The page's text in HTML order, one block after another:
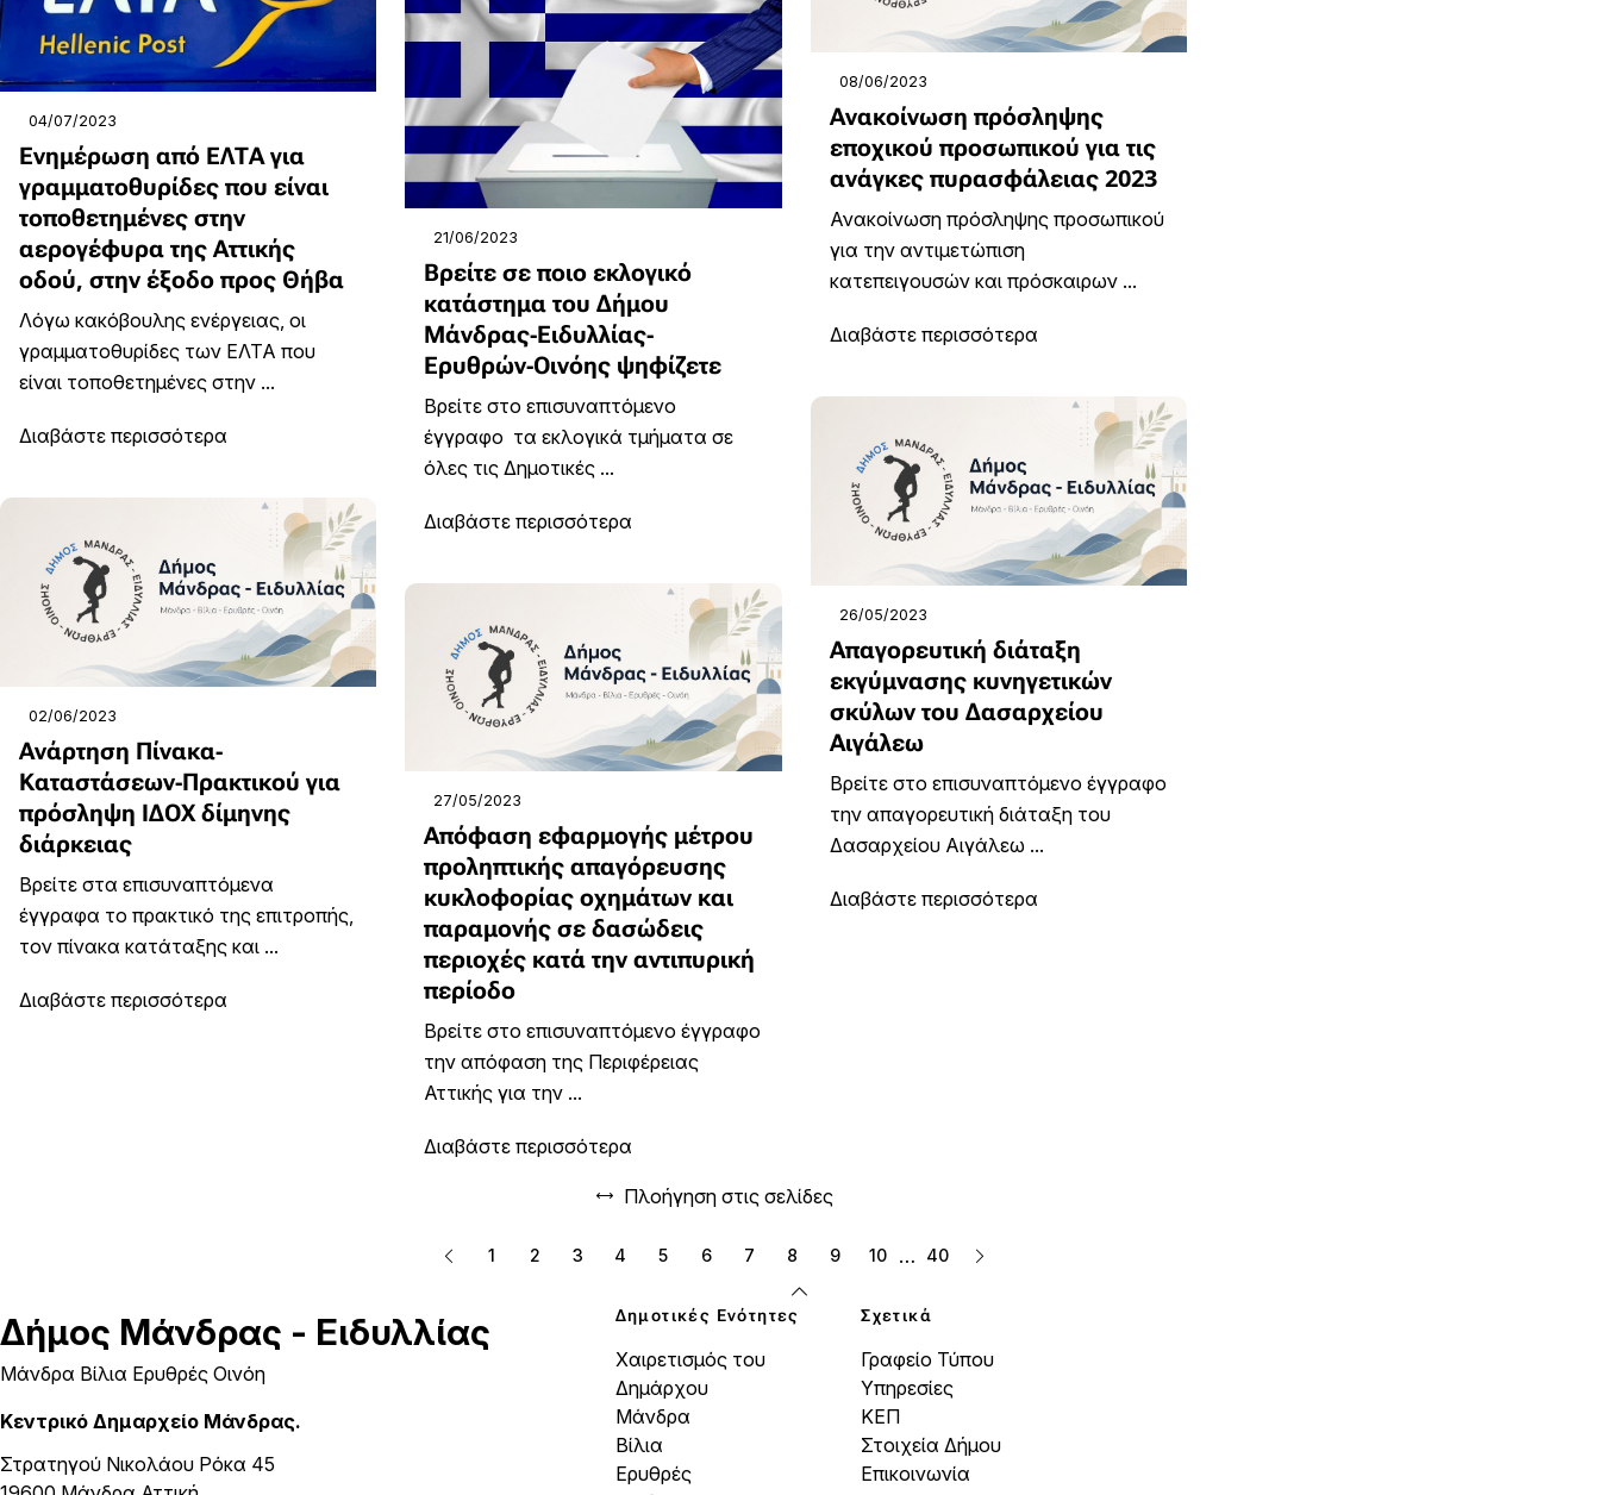
04/07/2023
Ενημέρωση από ΕΛΤΑ για
γραμματοθυρίδες που είναι
τοποθετημένες στην
αερογέφυρα της Αττικής
οδού, στην έξοδο προς Θήβα
Λόγω κακόβουλης ενέργειας, οι
γραμματοθυρίδες των ΕΛΤΑ που
είναι τοποθετημένες στην ...
Διαβάστε περισσότερα
21/06/2023
Βρείτε σε ποιο εκλογικό
κατάστημα του Δήμου
Μάνδρας-Ειδυλλίας-
Ερυθρών-Οινόης ψηφίζετε
Βρείτε στο επισυναπτόμενο
έγγραφο τα εκλογικά τμήματα σε
όλες τις Δημοτικές ...
Διαβάστε περισσότερα
08/06/2023
Ανακοίνωση πρόσληψης
εποχικού προσωπικού για τις
ανάγκες πυρασφάλειας 2023
Ανακοίνωση πρόσληψης προσωπικού
για την αντιμετώπιση
κατεπειγουσών και πρόσκαιρων ...
Διαβάστε περισσότερα
02/06/2023
Ανάρτηση Πίνακα-
Καταστάσεων-Πρακτικού για
πρόσληψη ΙΔΟΧ δίμηνης
διάρκειας
Βρείτε στα επισυναπτόμενα
έγγραφα το πρακτικό της επιτροπής,
τον πίνακα κατάταξης και ...
Διαβάστε περισσότερα
27/05/2023
Απόφαση εφαρμογής μέτρου
προληπτικής απαγόρευσης
κυκλοφορίας οχημάτων και
παραμονής σε δασώδεις
περιοχές κατά την αντιπυρική
περίοδο
Βρείτε στο επισυναπτόμενο έγγραφο
την απόφαση της Περιφέρειας
Αττικής για την ...
Διαβάστε περισσότερα
26/05/2023
Απαγορευτική διάταξη
εκγύμνασης κυνηγετικών
σκύλων του Δασαρχείου
Αιγάλεω
Βρείτε στο επισυναπτόμενο έγγραφο
την απαγορευτική διάταξη του
Δασαρχείου Αιγάλεω ...
Διαβάστε περισσότερα
Πλοήγηση στις σελίδες
1 2 3 4 5 6 7 8 9 10 … 40
Δήμος Μάνδρας - Ειδυλλίας
Μάνδρα Βίλια Ερυθρές Οινόη
Κεντρικό Δημαρχείο Μάνδρας.
Στρατηγού Νικολάου Ρόκα 45
Δημοτικές Ενότητες
Χαιρετισμός του
Δημάρχου
Μάνδρα
Βίλια
Ερυθρές
Σχετικά
Γραφείο Τύπου
Υπηρεσίες
ΚΕΠ
Στοιχεία Δήμου
Επικοινωνία